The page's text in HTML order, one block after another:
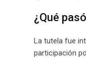
¿Qué
La tutela fue
participación